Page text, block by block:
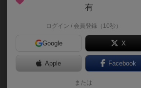
有
ログイン / 会員登録（10秒）
Google X
Apple Facebook
または